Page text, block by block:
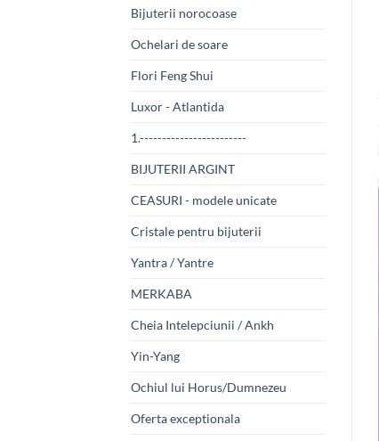
Bijuterii norocoase
Ochelari de soare
Flori Feng Shui
Luxor - Atlantida
1.------------------------
BIJUTERII ARGINT
CEASURI - modele unicate
Cristale pentru bijuterii
Yantra / Yantre
MERKABA
Cheia Intelepciunii / Ankh
Yin-Yang
Ochiul lui Horus/Dumnezeu
Oferta exceptionala